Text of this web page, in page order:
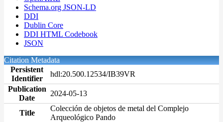
Schema.org JSON-LD
DDI
Dublin Core
DDI HTML Codebook
JSON
Citation Metadata
Persistent
Identifier
hdl:20.500.12534/IB39VR
Publication
Date
2024-05-13
Title
Colección de objetos de metal del Complejo
Arqueológico Pando